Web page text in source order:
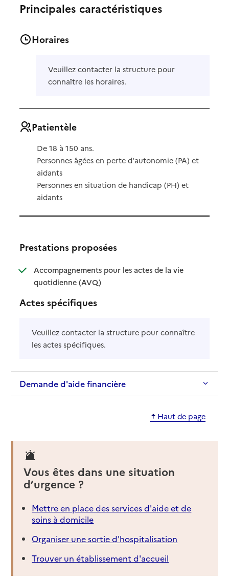
Principales caractéristiques
Horaires
Veuillez contacter la structure pour
connaître les horaires.
Patientèle
De 18 à 150 ans.
Personnes âgées en perte d'autonomie (PA) et
aidants
Personnes en situation de handicap (PH) et
aidants
Prestations proposées
Accompagnements pour les actes de la vie
quotidienne (AVQ): disponible
: non disponible
Actes spécifiques
Veuillez contacter la structure pour connaître
les actes spécifiques.
Demande d'aide financière
Haut de page
Vous êtes dans une situation
d’urgence ?
Mettre en place des services d'aide et de
soins à domicile
Organiser une sortie d'hospitalisation
Trouver un établissement d'accueil